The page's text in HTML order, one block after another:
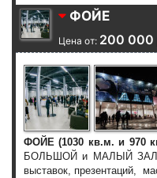
ФОЙЕ
Цена от: 200 000
ФОЙЕ (1030 кв.м. и 970
БОЛЬШОЙ и МАЛЫЙ ЗАЛ
выставок, презентаций,